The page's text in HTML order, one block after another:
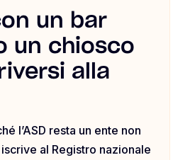
un bar
un chiosco
alla
l’ASD resta un ente non
al Registro nazionale